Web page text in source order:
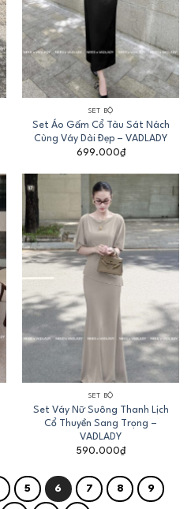
SET BỘ
Set Áo Gấm Cổ Tàu Sát Nách
Cùng Váy Dài Đẹp – VADLADY
699.000₫
SET BỘ
Set Váy Nữ Suông Thanh Lịch
Cổ Thuyền Sang Trọng –
VADLADY
590.000₫
5 6 7 8 9